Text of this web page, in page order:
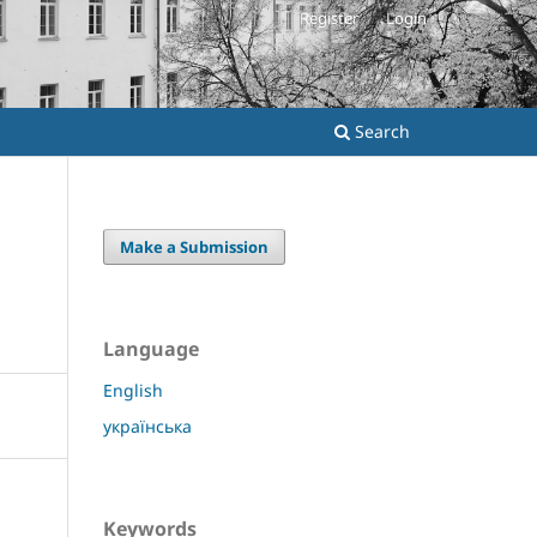
Search
Register Login
Make a Submission
Language
English
українська
Keywords